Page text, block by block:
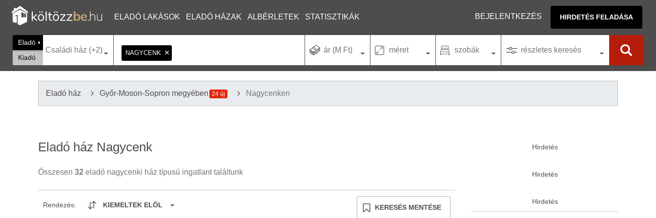
ELADÓ LAKÁSOK ELADÓ HÁZAK ALBÉRLETEK STATISZTIKÁK BEJELENTKEZÉS HIRDETÉS FELADÁSA
Eladó
Kiadó
Családi ház (+2) NAGYCENK ár (M Ft) méret szobák részletes keresés
Eladó ház Győr-Moson-Sopron megyében 24 új Nagycenken
Eladó ház Nagycenk
Összesen 32 eladó nagycenki ház típusú ingatlant találtunk
Rendezés: KIEMELTEK ELÖL KERESÉS MENTÉSE